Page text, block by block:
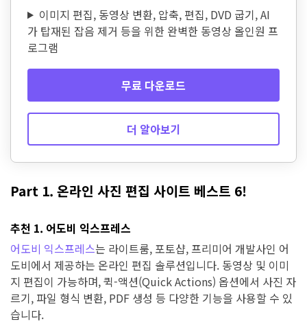
이미지 편집, 동영상 변환, 압축, 편집, DVD 굽기, AI
가 탑재된 잡음 제거 등을 위한 완벽한 동영상 올인원 프
로그램
무료 다운로드
더 알아보기
Part 1. 온라인 사진 편집 사이트 베스트 6!
추천 1. 어도비 익스프레스
어도비 익스프레스는 라이트룸, 포토샵, 프리미어 개발사인 어
도비에서 제공하는 온라인 편집 솔루션입니다. 동영상 및 이미
지 편집이 가능하며, 퀵-액션(Quick Actions) 옵션에서 사진 자
르기, 파일 형식 변환, PDF 생성 등 다양한 기능을 사용할 수 있
습니다.